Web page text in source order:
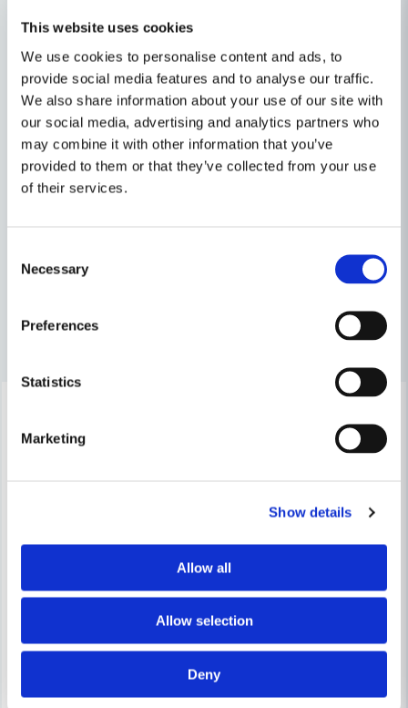
This website uses cookies
We use cookies to personalise content and ads, to
provide social media features and to analyse our traffic.
We also share information about your use of our site with
our social media, advertising and analytics partners who
may combine it with other information that you’ve
provided to them or that they’ve collected from your use
of their services.
Selection
Necessary
Preferences
Statistics
Marketing
Show details
Allow all
Allow selection
Deny
Utsugsadapter (passar Ø 44, 58, 100 mm)
Egenskaper
Skrymmande
Produkttyp
Ställ en produktfråga
question
Fråga oss något om denna produkten...
email
Mejladress
Relaterade kategorier
Maskin, Laser & Handverktyg
Metabo handcirkelsåg KS 66 FS
Metabo Styrskena FS 80